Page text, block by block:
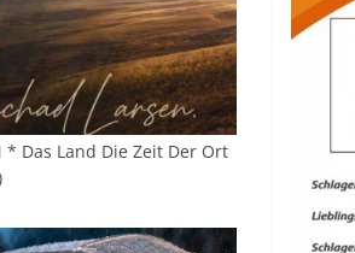
* Das Land Die Zeit Der Ort